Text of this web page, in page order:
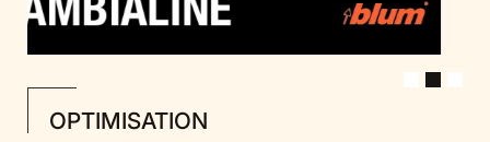
OPTIMISATION